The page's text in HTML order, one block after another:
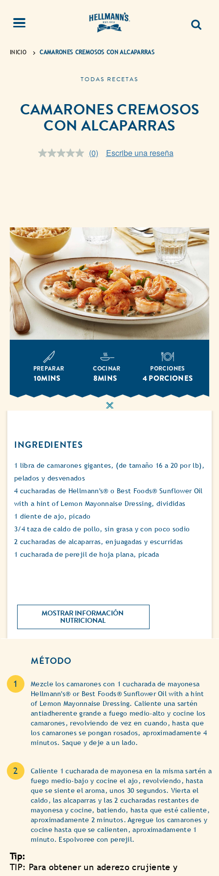
INICIO CAMARONES CREMOSOS CON ALCAPARRAS
TODAS RECETAS
CAMARONES CREMOSOS
CON ALCAPARRAS
Sin
(0) Escribe una reseña
PREPARAR
10MINS
COCINAR
8MINS
PORCIONES
4 PORCIONES
INGREDIENTES
1 libra de camarones gigantes, (de tamaño 16 a 20 por lb),
pelados y desvenados
4 cucharadas de Hellmann's® o Best Foods® Sunflower Oil
with a hint of Lemon Mayonnaise Dressing, divididas
1 diente de ajo, picado
3/4 taza de caldo de pollo, sin grasa y con poco sodio
2 cucharadas de alcaparras, enjuagadas y escurridas
1 cucharada de perejil de hoja plana, picada
MOSTRAR INFORMACIÓN
NUTRICIONAL
MÉTODO
Mezcle los camarones con 1 cucharada de mayonesa
Hellmann's® or Best Foods® Sunflower Oil with a hint
of Lemon Mayonnaise Dressing. Caliente una sartén
antiadherente grande a fuego medio-alto y cocine los
camarones, revolviendo de vez en cuando, hasta que
los camarones se pongan rosados, aproximadamente 4
minutos. Saque y deje a un lado.
Caliente 1 cucharada de mayonesa en la misma sartén a
fuego medio-bajo y cocine el ajo, revolviendo, hasta
que se siente el aroma, unos 30 segundos. Vierta el
caldo, las alcaparras y las 2 cucharadas restantes de
mayonesa y cocine, batiendo, hasta que esté caliente,
aproximadamente 2 minutos. Agregue los camarones y
cocine hasta que se calienten, aproximadamente 1
minuto. Espolvoree con perejil.
Tip:
TIP: Para obtener un aderezo crujiente y